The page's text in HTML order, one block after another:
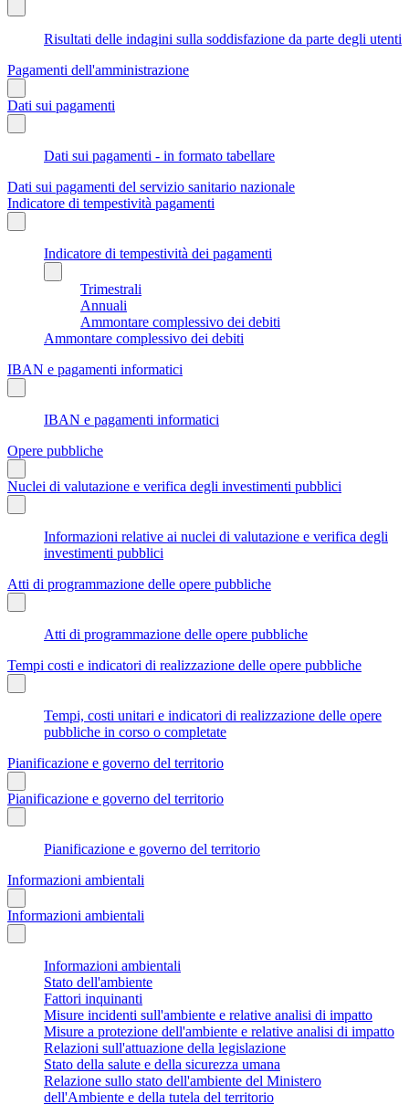
Risultati delle indagini sulla soddisfazione da parte degli utenti
Pagamenti dell'amministrazione
Dati sui pagamenti
Dati sui pagamenti - in formato tabellare
Dati sui pagamenti del servizio sanitario nazionale
Indicatore di tempestività pagamenti
Indicatore di tempestività dei pagamenti
Trimestrali
Annuali
Ammontare complessivo dei debiti
Ammontare complessivo dei debiti
IBAN e pagamenti informatici
IBAN e pagamenti informatici
Opere pubbliche
Nuclei di valutazione e verifica degli investimenti pubblici
Informazioni relative ai nuclei di valutazione e verifica degli
investimenti pubblici
Atti di programmazione delle opere pubbliche
Atti di programmazione delle opere pubbliche
Tempi costi e indicatori di realizzazione delle opere pubbliche
Tempi, costi unitari e indicatori di realizzazione delle opere
pubbliche in corso o completate
Pianificazione e governo del territorio
Pianificazione e governo del territorio
Pianificazione e governo del territorio
Informazioni ambientali
Informazioni ambientali
Informazioni ambientali
Stato dell'ambiente
Fattori inquinanti
Misure incidenti sull'ambiente e relative analisi di impatto
Misure a protezione dell'ambiente e relative analisi di impatto
Relazioni sull'attuazione della legislazione
Stato della salute e della sicurezza umana
Relazione sullo stato dell'ambiente del Ministero
dell'Ambiente e della tutela del territorio